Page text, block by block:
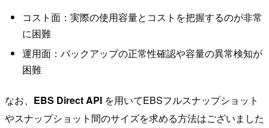
コスト面：実際の使用容量とコストを把握するのが非常
に困難
運用面：バックアップの正常性確認や容量の異常検知が
困難
なお、 EBS Direct API を用いてEBSフルスナップショット
やスナップショット間のサイズを求める方法はございました